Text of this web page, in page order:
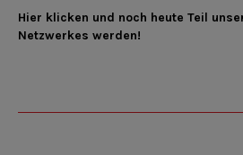
Hier klicken und noch heute Teil
Netzwerkes werden!